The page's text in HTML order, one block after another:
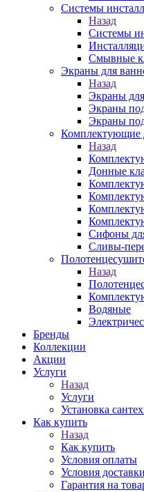
Системы
Назад
Системы
Смывные
Экраны для
Назад
Экраны
Экраны
Экраны
Комплектующие
Назад
Донные
Сифоны
Сливы-
Назад
Водяные
Бренды
Коллекции
Акции
Услуги
Назад
Услуги
Установка
Как купить
Назад
Как купить
Условия оплаты
Условия доставки
Гарантия на